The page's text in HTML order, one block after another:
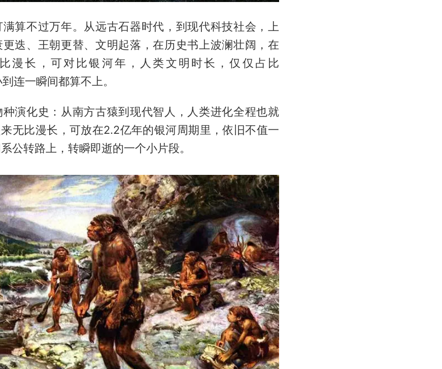
满算不过万年。从远古石器时代，到现代科技社会，上
迭、王朝更替、文明起落，在历史书上波澜壮阔，在
漫长，可对比银河年，人类文明时长，仅仅占比
连一瞬间都算不上。
演化史：从南方古猿到现代智人，人类进化全程也就
无比漫长，可放在2.2亿年的银河周期里，依旧不值一
公转路上，转瞬即逝的一个小片段。